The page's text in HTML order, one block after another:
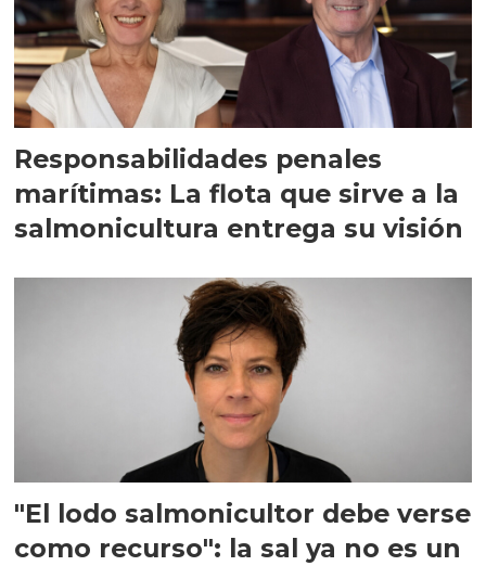
Responsabilidades penales
marítimas: La flota que sirve a la
salmonicultura entrega su visión
"El lodo salmonicultor debe verse
como recurso": la sal ya no es un